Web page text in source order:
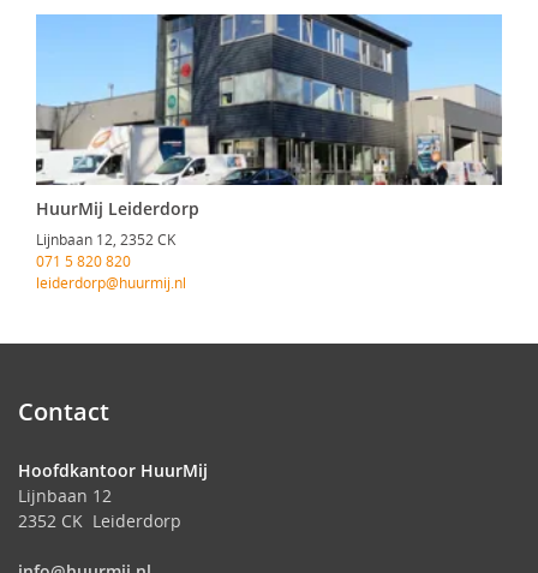
HuurMij Leiderdorp
Lijnbaan 12, 2352 CK
071 5 820 820
leiderdorp@huurmij.nl
Contact
Hoofdkantoor HuurMij
Lijnbaan 12
2352 CK Leiderdorp